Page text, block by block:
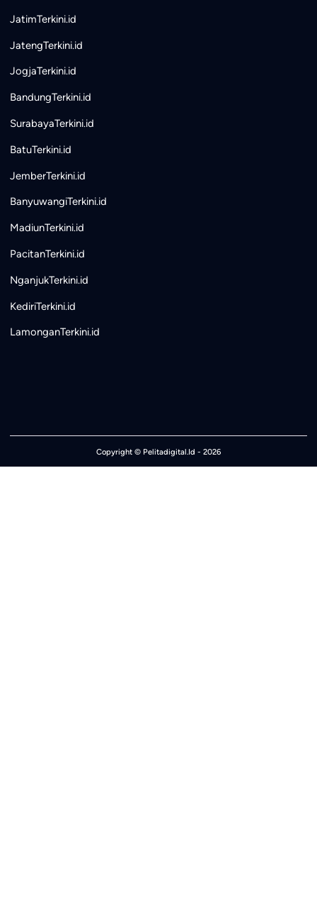
JatimTerkini.id
JatengTerkini.id
JogjaTerkini.id
BandungTerkini.id
SurabayaTerkini.id
BatuTerkini.id
JemberTerkini.id
BanyuwangiTerkini.id
MadiunTerkini.id
PacitanTerkini.id
NganjukTerkini.id
KediriTerkini.id
LamonganTerkini.id
Copyright © Pelitadigital.Id - 2026